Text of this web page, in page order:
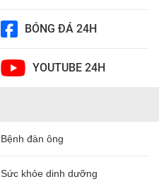
BÓNG ĐÁ 24H
YOUTUBE 24H
Bệnh đàn ông
Sức khỏe dinh dưỡng